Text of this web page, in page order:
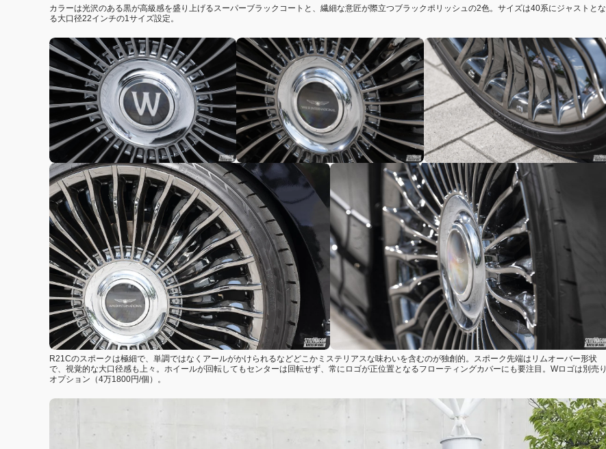
カラーは光沢のある黒が高級感を盛り上げるスーパーブラックコートと、繊細な意匠が際立つブラックポリッシュの2色。サイズは40系にジャストとな
る大口径22インチの1サイズ設定。
R21Cのスポークは極細で、単調ではなくアールがかけられるなどどこかミステリアスな味わいを含むのが独創的。スポーク先端はリムオーバー形状
で、視覚的な大口径感も上々。ホイールが回転してもセンターは回転せず、常にロゴが正位置となるフローティングカバーにも要注目。Wロゴは別売り
オプション（4万1800円/個）。